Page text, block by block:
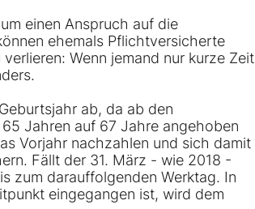
einen Anspruch auf die
ehemals Pflichtversicherte
Wenn jemand nur kurze Zeit
ab, da ab den
Jahren auf 67 Jahre angehoben
Vorjahr nachzahlen und sich damit
Fällt der 31. März - wie 2018 -
zum darauffolgenden Werktag. In
eingegangen ist, wird dem